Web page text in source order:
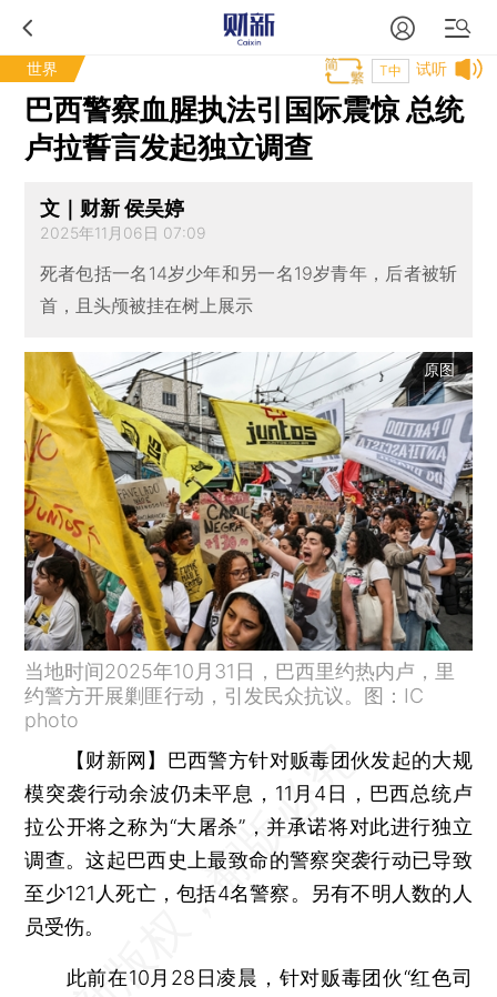
世界 试听
T中
巴西警察血腥执法引国际震惊 总统
卢拉誓言发起独立调查
文｜财新 侯吴婷
2025年11月06日 07:09
死者包括一名14岁少年和另一名19岁青年，后者被斩
首，且头颅被挂在树上展示
原图
当地时间2025年10月31日，巴西里约热内卢，里
约警方开展剿匪行动，引发民众抗议。图：IC
photo
【财新网】 巴西警方针对贩毒团伙发起的大规
模突袭行动余波仍未平息，11月4日，巴西总统卢
拉公开将之称为“大屠杀”，并承诺将对此进行独立
调查。这起巴西史上最致命的警察突袭行动已导致
至少121人死亡，包括4名警察。另有不明人数的人
员受伤。
此前在10月28日凌晨，针对贩毒团伙“红色司